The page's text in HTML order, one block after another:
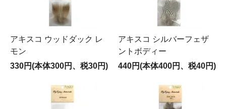
アキスコ ウッドダック レ
モン
330円(本体300円、税30円)
アキスコ シルバーフェザ
ントボディー
440円(本体400円、税40円)